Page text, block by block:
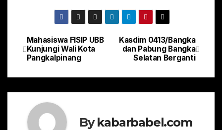
Navigasi
pos
Kasdim 0413/Bangka
dan Pabung Bangka
Selatan Berganti
Mahasiswa FISIP UBB
Kunjungi Wali Kota
Pangkalpinang
Bykabarbabel.com